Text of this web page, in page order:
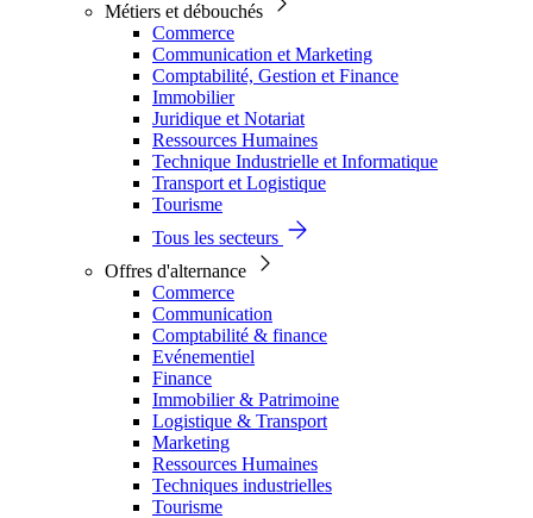
Métiers et débouchés
Commerce
Communication et Marketing
Comptabilité, Gestion et Finance
Immobilier
Juridique et Notariat
Ressources Humaines
Technique Industrielle et Informatique
Transport et Logistique
Tourisme
Tous les secteurs
Offres d'alternance
Commerce
Communication
Comptabilité & finance
Evénementiel
Finance
Immobilier & Patrimoine
Logistique & Transport
Marketing
Ressources Humaines
Techniques industrielles
Tourisme